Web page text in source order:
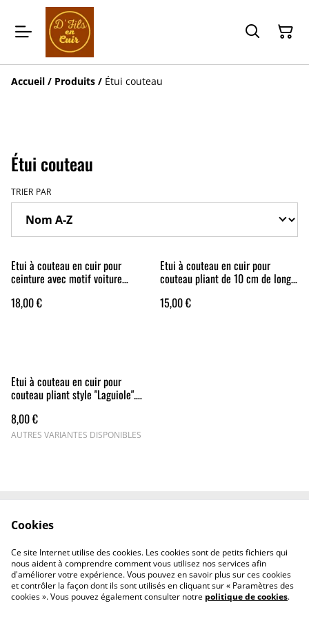
Accueil / Produits / Étui couteau
Étui couteau
TRIER PAR
Etui à couteau en cuir pour
ceinture avec motif voiture
18,00 €
Etui à couteau en cuir pour
couteau pliant de 10 cm de long
15,00 €
Etui à couteau en cuir pour
couteau pliant style "Laguiole".
8,00 €
AUTRES VARIANTES DISPONIBLES
cookies
Cookies
Ce site Internet utilise des cookies. Les cookies sont de petits fichiers qui
nous aident à comprendre comment vous utilisez nos services afin
d'améliorer votre expérience. Vous pouvez en savoir plus sur ces cookies
et contrôler la façon dont ils sont utilisés en cliquant sur « Paramètres des
cookies ». Vous pouvez également consulter notre politique de cookies.